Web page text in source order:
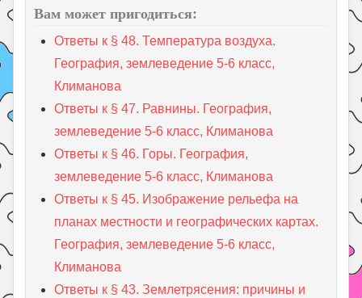
Вам может пригодиться:
Ответы к § 48. Температура воздуха.
География, землеведение 5-6 класс,
Климанова
Ответы к § 47. Равнины. География,
землеведение 5-6 класс, Климанова
Ответы к § 46. Горы. География,
землеведение 5-6 класс, Климанова
Ответы к § 45. Изображение рельефа на
планах местности и географических картах.
География, землеведение 5-6 класс,
Климанова
Ответы к § 43. Землетрясения: причины и